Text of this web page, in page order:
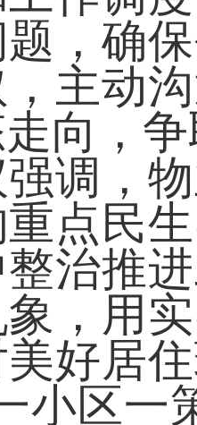
，确
主动
向，
，物
点民
治推
，用
美好居
小区一